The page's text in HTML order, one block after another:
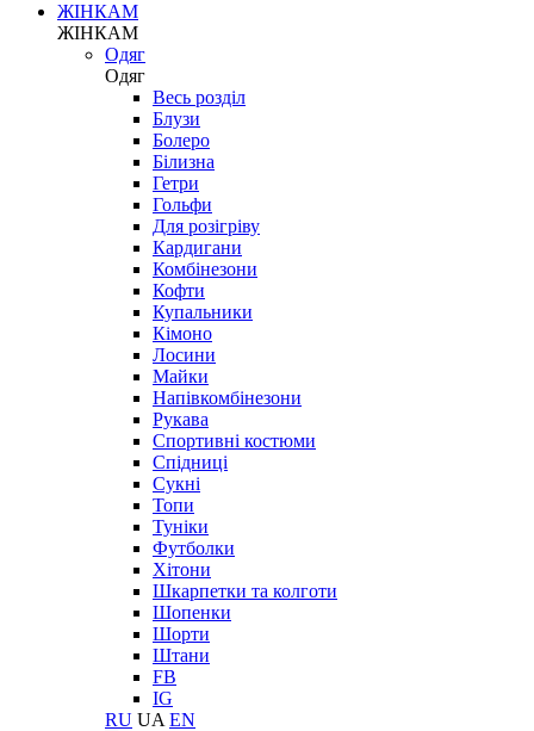
ЖІНКАМ
ЖІНКАМ
Одяг
Одяг
Весь розділ
Блузи
Болеро
Білизна
Гетри
Гольфи
Для розігріву
Кардигани
Комбінезони
Кофти
Купальники
Кімоно
Лосини
Майки
Напівкомбінезони
Рукава
Спортивні костюми
Спідниці
Сукні
Топи
Туніки
Футболки
Хітони
Шкарпетки та колготи
Шопенки
Шорти
Штани
FB
IG
RU UA EN